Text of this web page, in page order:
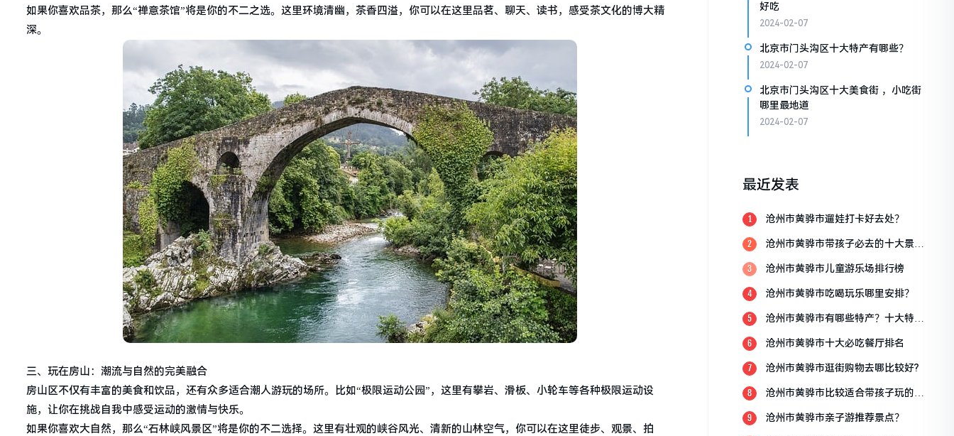
如果你喜欢品茶，那么“禅意茶馆”将是你的不二之选。这里环境清幽，茶香四溢，你可以在这里品茗、聊天、读书，感受茶文化的博大精
深。
三、玩在房山：潮流与自然的完美融合
房山区不仅有丰富的美食和饮品，还有众多适合潮人游玩的场所。比如“极限运动公园”，这里有攀岩、滑板、小轮车等各种极限运动设
施，让你在挑战自我中感受运动的激情与快乐。
如果你喜欢大自然，那么“石林峡风景区”将是你的不二选择。这里有壮观的峡谷风光、清新的山林空气，你可以在这里徒步、观景、拍
好吃
2024-02-07
北京市门头沟区十大特产有哪些？
2024-02-07
北京市门头沟区十大美食街 ，小吃街
哪里最地道
2024-02-07
最近发表
1 沧州市黄骅市遛娃打卡好去处？
2
沧州市黄骅市带孩子必去的十大景
3 沧州市黄骅市儿童游乐场排行榜
4 沧州市黄骅市吃喝玩乐哪里安排？
5
沧州市黄骅市有哪些特产？十大特产
6 沧州市黄骅市十大必吃餐厅排名
7 沧州市黄骅市逛街购物去哪比较好?
8
沧州市黄骅市比较适合带孩子玩的地
9 沧州市黄骅市亲子游推荐景点？